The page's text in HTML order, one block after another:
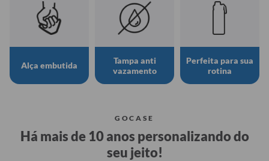
Alça embutida
Tampa anti
vazamento
Perfeita para sua
rotina
GOCASE
Há mais de 10 anos personalizando do
seu jeito!